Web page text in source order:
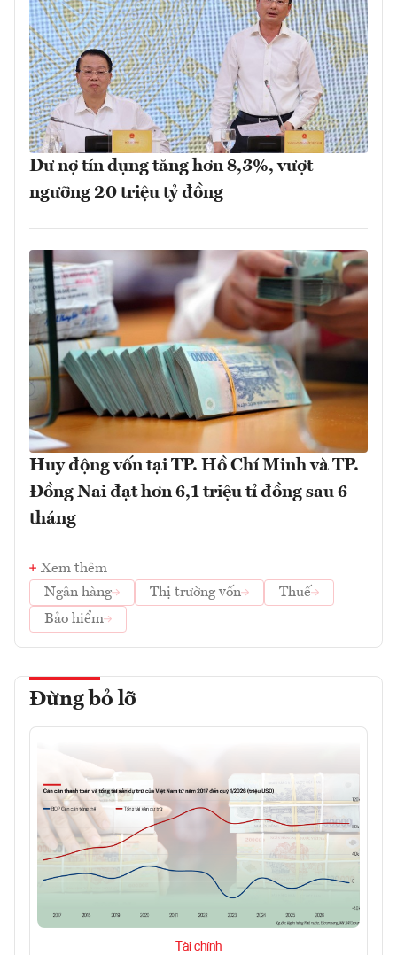
Dư nợ tín dụng tăng hơn 8,3%, vượt
ngưỡng 20 triệu tỷ đồng
Huy động vốn tại TP. Hồ Chí Minh và TP.
Đồng Nai đạt hơn 6,1 triệu tỉ đồng sau 6
tháng
Xem thêm
Ngân hàng
Thị trường vốn
Thuế
Bảo hiểm
Đừng bỏ lỡ
Tài chính